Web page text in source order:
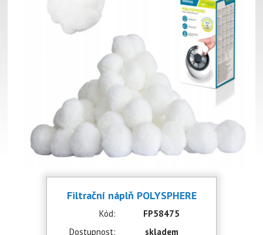
Filtrační náplň POLYSPHERE
Kód:
FP58475
Dostupnost:
skladem